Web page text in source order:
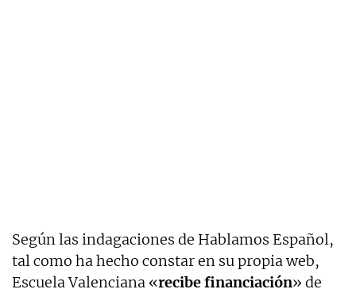
Según las indagaciones de Hablamos Español,
tal como ha hecho constar en su propia web,
Escuela Valenciana «recibe financiación» de